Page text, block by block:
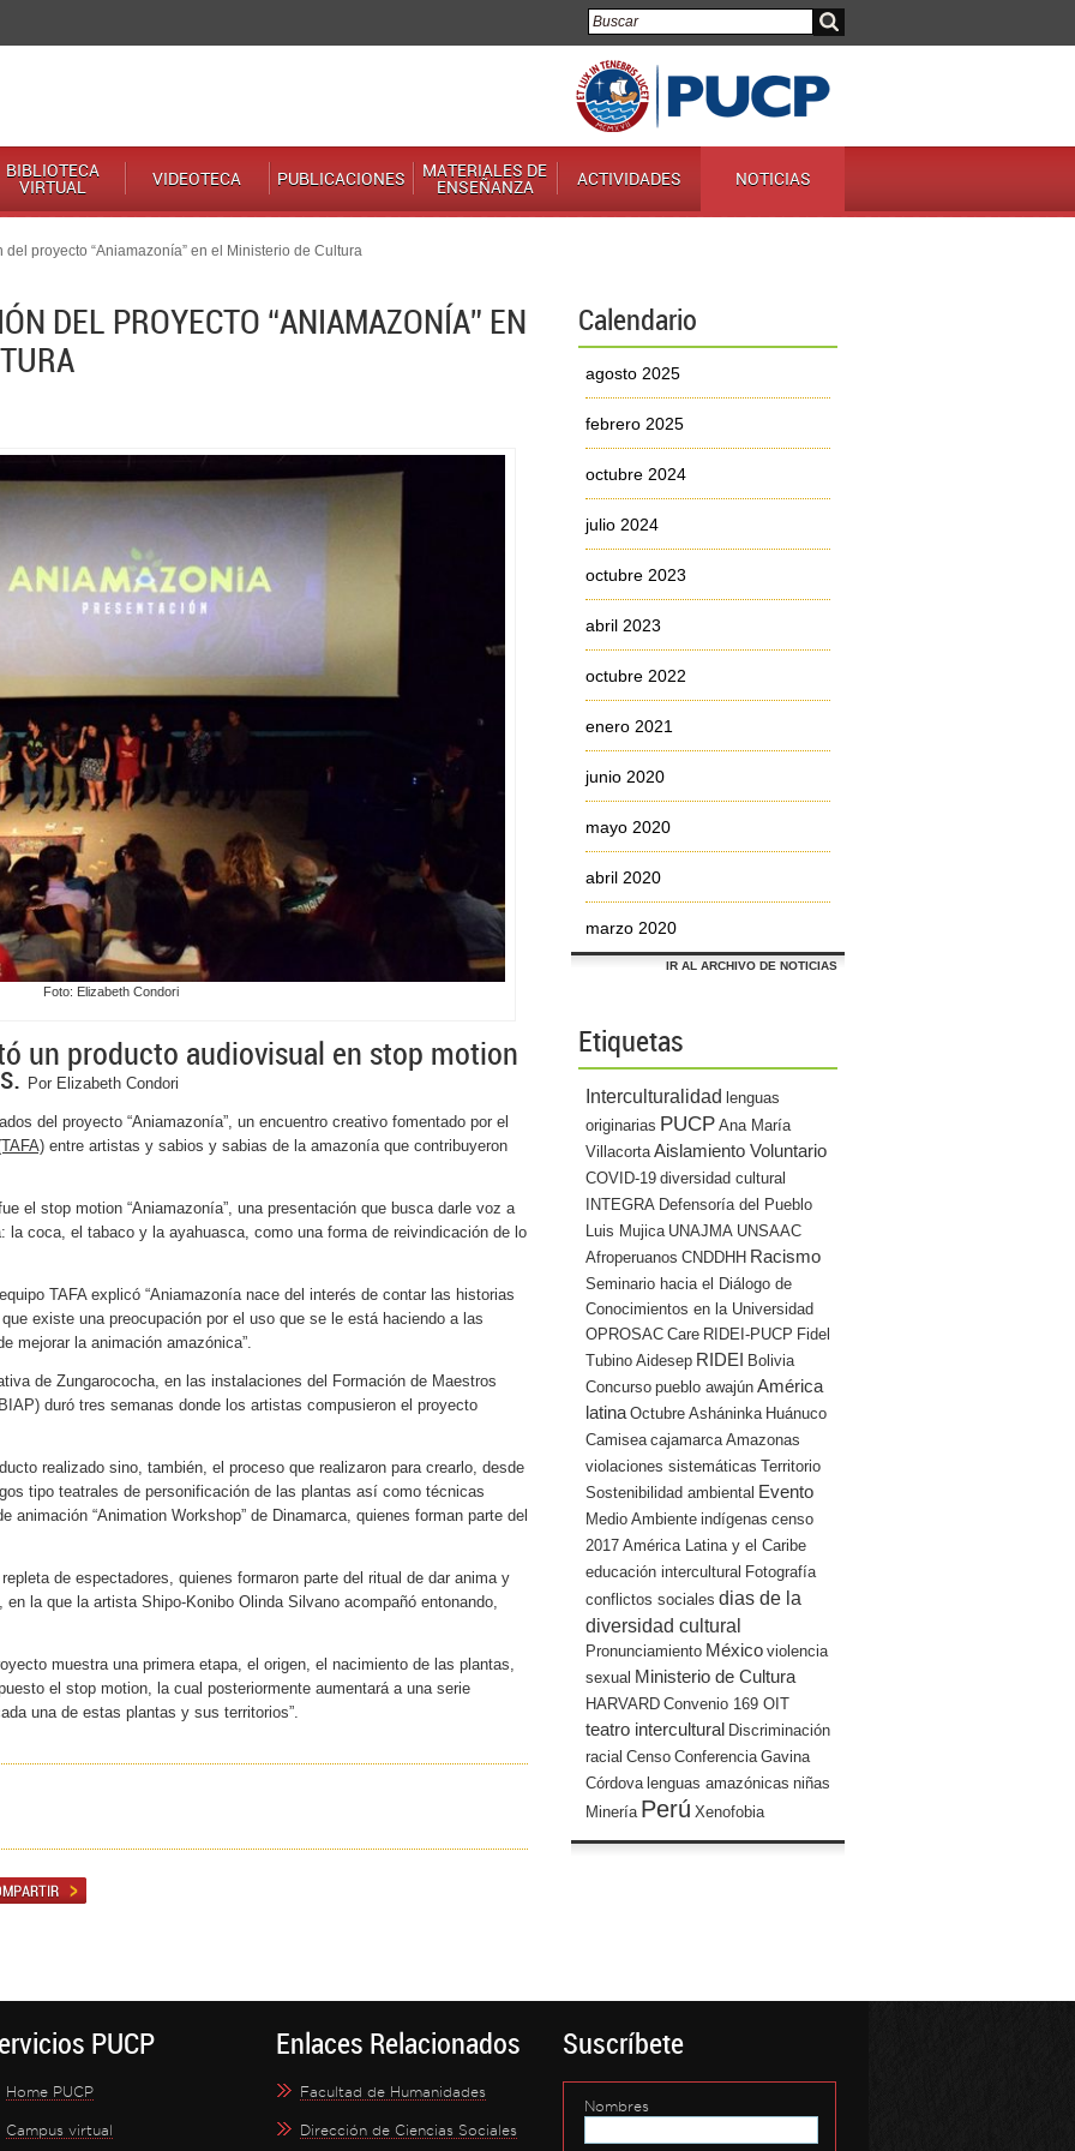
BIBLIOTECA
VIRTUAL VIDEOTECA PUBLICACIONES MATERIALES DE
ENSEÑANZA ACTIVIDADES NOTICIAS
del proyecto “Aniamazonía” en el Ministerio de Cultura
DEL PROYECTO “ANIAMAZONÍA” EN
Foto: Elizabeth Condori
un producto audiovisual en stop motion
Por Elizabeth Condori
del proyecto “Aniamazonía”, un encuentro creativo fomentado por el
entre artistas y sabios y sabias de la amazonía que contribuyeron
el stop motion “Aniamazonía”, una presentación que busca darle voz a
la coca, el tabaco y la ayahuasca, como una forma de reivindicación de lo
TAFA explicó “Aniamazonía nace del interés de contar las historias
existe una preocupación por el uso que se le está haciendo a las
mejorar la animación amazónica”.
de Zungarococha, en las instalaciones del Formación de Maestros
duró tres semanas donde los artistas compusieron el proyecto
realizado sino, también, el proceso que realizaron para crearlo, desde
tipo teatrales de personificación de las plantas así como técnicas
animación “Animation Workshop” de Dinamarca, quienes forman parte del
de espectadores, quienes formaron parte del ritual de dar anima y
la que la artista Shipo-Konibo Olinda Silvano acompañó entonando,
muestra una primera etapa, el origen, el nacimiento de las plantas,
el stop motion , la cual posteriormente aumentará a una serie
una de estas plantas y sus territorios”.
Calendario
agosto 2025
febrero 2025
octubre 2024
julio 2024
octubre 2023
abril 2023
octubre 2022
enero 2021
junio 2020
mayo 2020
abril 2020
marzo 2020
IR AL ARCHIVO DE NOTICIAS
Etiquetas
Interculturalidad lenguas
originarias PUCP Ana María
Villacorta Aislamiento Voluntario
COVID-19 diversidad cultural
INTEGRA Defensoría del Pueblo
Luis Mujica UNAJMA UNSAAC
Afroperuanos CNDDHH Racismo
Seminario hacia el Diálogo de
Conocimientos en la Universidad
OPROSAC Care RIDEI-PUCP Fidel
Tubino Aidesep RIDEI
Bolivia
Concurso pueblo awajún América
latina Octubre Asháninka Huánuco
Camisea cajamarca Amazonas
violaciones sistemáticas Territorio
Sostenibilidad ambiental Evento
Medio Ambiente indígenas censo
2017 América Latina y el Caribe
educación intercultural Fotografía
conflictos sociales dias de la
diversidad cultural
Pronunciamiento México violencia
sexual Ministerio de Cultura
HARVARD Convenio 169 OIT
teatro intercultural Discriminación
racial Censo Conferencia Gavina
Córdova lenguas amazónicas niñas
Minería Perú Xenofobia
PUCP
Home PUCP
Campus virtual
Enlaces Relacionados
Facultad de Humanidades
Dirección de Ciencias Sociales
Suscríbete
Nombres